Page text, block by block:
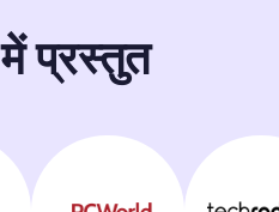
में प्रस्तुत